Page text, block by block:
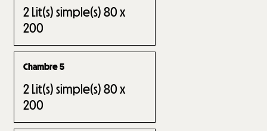
2Lit(s) simple(s) 80 x
200
Chambre 5
2Lit(s) simple(s) 80 x
200